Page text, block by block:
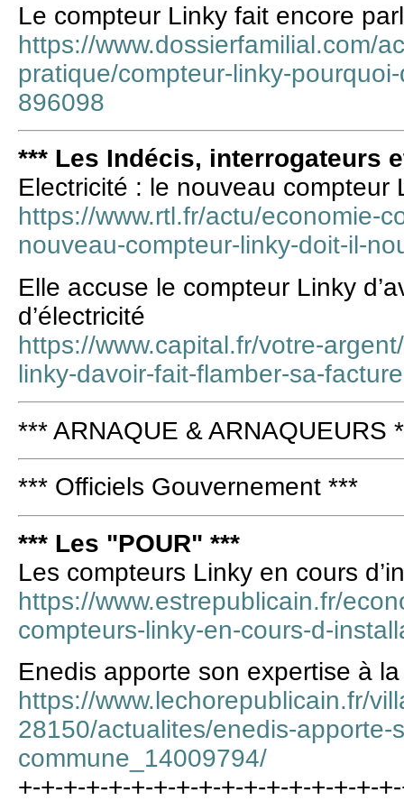
Le compteur Linky fait encore
https://www.dossierfamilial.com/
pratique/compteur-linky-
896098
*** Les Indécis, interrogateurs
Electricité : le nouveau compteur
https://www.rtl.fr/actu/economie-
nouveau-compteur-linky-doit-il-
Elle accuse le compteur Linky
d’électricité
https://www.capital.fr/votre-
linky-davoir-fait-flamber-sa-
*** ARNAQUE & ARNAQUEURS
*** Officiels Gouvernement ***
*** Les "POUR" ***
Les compteurs Linky en cours
https://www.estrepublicain.fr/
compteurs-linky-en-cours-d-
Enedis apporte son expertise à
https://www.lechorepublicain.fr/
28150/actualites/enedis-apporte-
commune_14009794/
+-+-+-+-+-+-+-+-+-+-+-+-+-+-+-+-